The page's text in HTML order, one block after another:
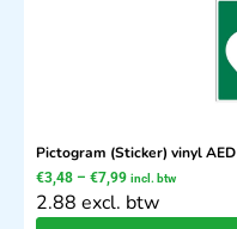
Pictogram (Sticker) vinyl AED
€3,48 – €7,99 incl. btw
2.88 excl. btw